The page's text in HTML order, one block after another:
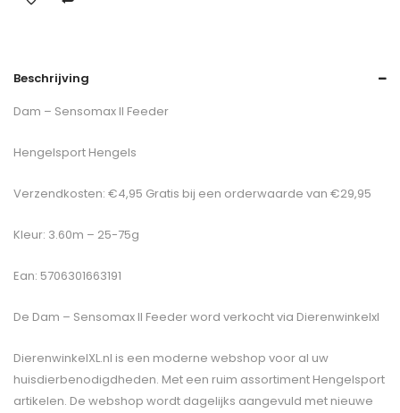
Beschrijving
Dam – Sensomax II Feeder
Hengelsport Hengels
Verzendkosten: €4,95 Gratis bij een orderwaarde van €29,95
Kleur: 3.60m – 25-75g
Ean: 5706301663191
De Dam – Sensomax II Feederword verkocht via Dierenwinkelxl
DierenwinkelXL.nl is een moderne webshop voor al uw
huisdierbenodigdheden. Met een ruim assortiment Hengelsport
artikelen. De webshop wordt dagelijks aangevuld met nieuwe